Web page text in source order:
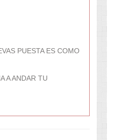
PUESTA ES COMO
A ANDAR TU